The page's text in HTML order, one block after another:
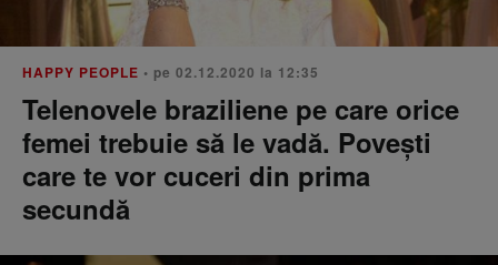
HAPPY PEOPLE • pe 02.12.2020 la 12:35
Telenovele braziliene pe care orice
femei trebuie să le vadă. Povești
care te vor cuceri din prima
secundă